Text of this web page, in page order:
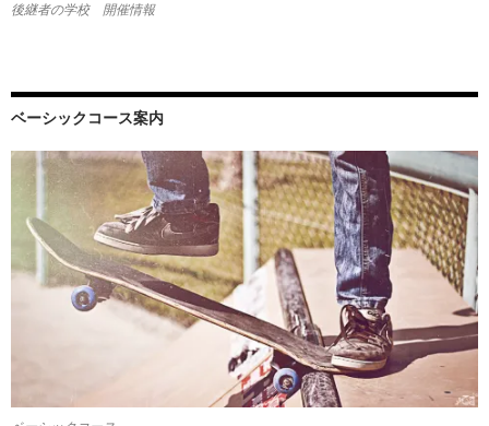
後継者の学校 開催情報
ベーシックコース案内